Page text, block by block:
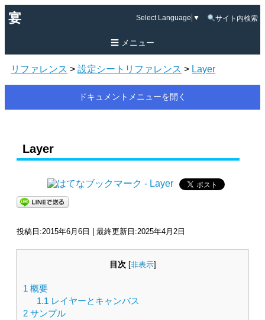
宴 Select Language ▼ サイト内検索
メニュー
リファレンス > 設定シートリファレンス > Layer
ドキュメントメニューを開く
Layer
投稿日:2015年6月6日 | 最終更新日:2025年4月2日
目次 非表示]
1 概要
1.1 レイヤーとキャンバス
2 サンプル